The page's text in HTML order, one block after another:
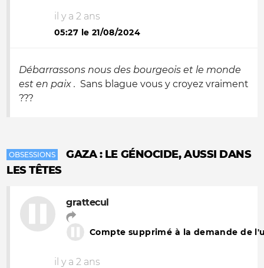
il y a 2 ans
05:27 le 21/08/2024
Débarrassons nous des bourgeois et le monde
est en paix . Sans blague vous y croyez vraiment
???
OBSESSIONS
GAZA : LE GÉNOCIDE, AUSSI DANS
LES TÊTES
grattecul
Compte supprimé à la demande de
il y a 2 ans